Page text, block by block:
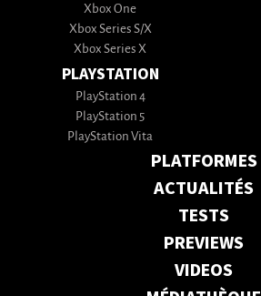
Xbox One
Xbox Series S/X
Xbox Series X
PLAYSTATION
PlayStation 4
PlayStation 5
PlayStation Vita
PLATFORMES
ACTUALITÉS
TESTS
PREVIEWS
VIDEOS